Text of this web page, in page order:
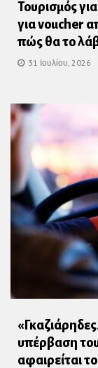
Τουρισμός
για voucher
πώς θα το
31 Ιουλίου, 2026
υπέρβαση
αφαιρείται